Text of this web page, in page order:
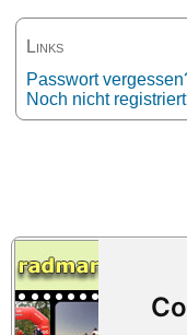
Links
Passwort
Noch nicht